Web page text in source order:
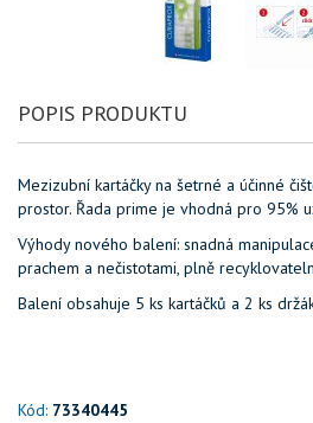
POPIS PRODUKTU
Mezizubní kartáčky na šetrné a účinné
prostor. Řada prime je vhodná pro 95%
Výhody nového balení: snadná
prachem a nečistotami, plně
Balení obsahuje 5 ks kartáčků a 2 ks
Kód: 73340445